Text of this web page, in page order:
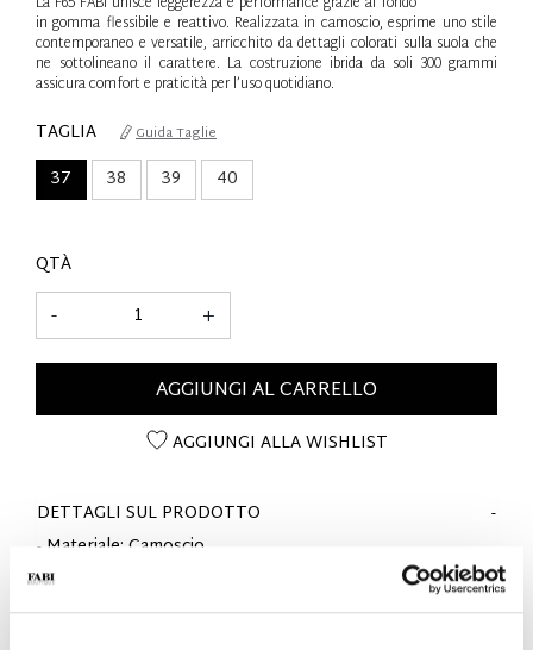
in gomma flessibile e reattivo. Realizzata in camoscio, esprime uno stile
contemporaneo e versatile, arricchito da dettagli colorati sulla suola che
ne sottolineano il carattere. La costruzione ibrida da soli 300 grammi
assicura comfort e praticità per l’uso quotidiano.
TAGLIA Guida Taglie
37 38 39 40
QTÀ
+
-
AGGIUNGI AL CARRELLO
AGGIUNGI ALLA WISHLIST
DETTAGLI SUL PRODOTTO
- Materiale: Camoscio
- Suola: Gomma
- Colore: Cammello
- Made in Italy